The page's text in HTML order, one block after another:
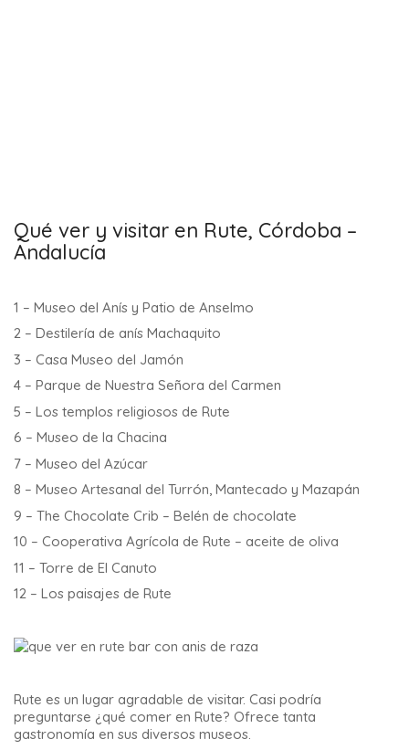
Qué ver y visitar en Rute, Córdoba –
Andalucía
1 – Museo del Anís y Patio de Anselmo
2 – Destilería de anís Machaquito
3 – Casa Museo del Jamón
4 – Parque de Nuestra Señora del Carmen
5 – Los templos religiosos de Rute
6 – Museo de la Chacina
7 – Museo del Azúcar
8 – Museo Artesanal del Turrón, Mantecado y Mazapán
9 – The Chocolate Crib – Belén de chocolate
10 – Cooperativa Agrícola de Rute – aceite de oliva
11 – Torre de El Canuto
12 – Los paisajes de Rute
Rute es un lugar agradable de visitar. Casi podría
preguntarse ¿qué comer en Rute? Ofrece tanta
gastronomía en sus diversos museos.